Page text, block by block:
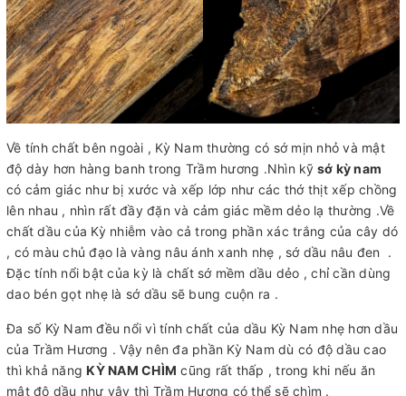
Về tính chất bên ngoài , Kỳ Nam thường có sớ mịn nhỏ và mật
độ dày hơn hàng banh trong Trầm hương .Nhìn kỹ sớ kỳ nam
có cảm giác như bị xước và xếp lớp như các thớ thịt xếp chồng
lên nhau , nhìn rất đầy đặn và cảm giác mềm dẻo lạ thường .Về
chất dầu của Kỳ nhiễm vào cả trong phần xác trắng của cây dó
, có màu chủ đạo là vàng nâu ánh xanh nhẹ , sớ dầu nâu đen .
Đặc tính nổi bật của kỳ là chất sớ mềm dầu dẻo , chỉ cần dùng
dao bén gọt nhẹ là sớ dầu sẽ bung cuộn ra .
Đa số Kỳ Nam đều nổi vì tính chất của dầu Kỳ Nam nhẹ hơn dầu
của Trầm Hương . Vậy nên đa phần Kỳ Nam dù có độ dầu cao
thì khả năngKỲ NAM CHÌM cũng rất thấp , trong khi nếu ăn
mật độ dầu như vậy thì Trầm Hương có thể sẽ chìm .